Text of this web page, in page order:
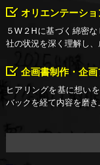
オリエンテーショ
５W２Hに基づく綿密
社の状況を深く理解し、
企画書制作・企画
ヒアリングを基に想い
バックを経て内容を磨き